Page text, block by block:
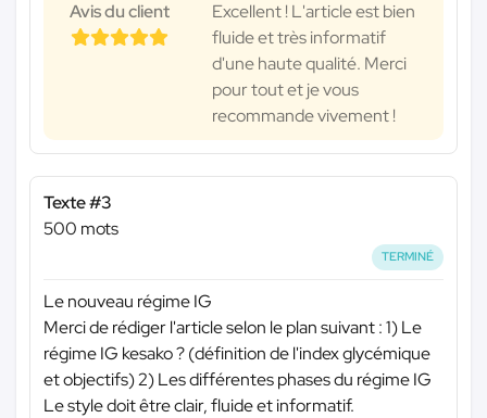
Avis du client
Excellent ! L'article est bien
fluide et très informatif
d'une haute qualité. Merci
pour tout et je vous
recommande vivement !
Texte #3
500 mots
TERMINÉ
Le nouveau régime IG
Merci de rédiger l'article selon le plan suivant : 1) Le
régime IG kesako ? (définition de l'index glycémique
et objectifs) 2) Les différentes phases du régime IG
Le style doit être clair, fluide et informatif.